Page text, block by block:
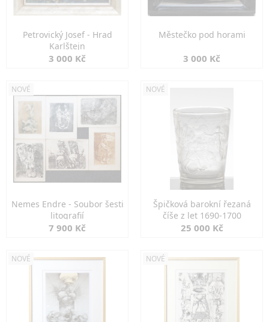
Petrovický Josef - Hrad
Karlštejn
3 000 Kč
Městečko pod horami
3 000 Kč
NOVÉ
Nemes Endre - Soubor šesti
litografií
7 900 Kč
NOVÉ
Špičková barokní řezaná
číše z let 1690-1700
25 000 Kč
NOVÉ NOVÉ